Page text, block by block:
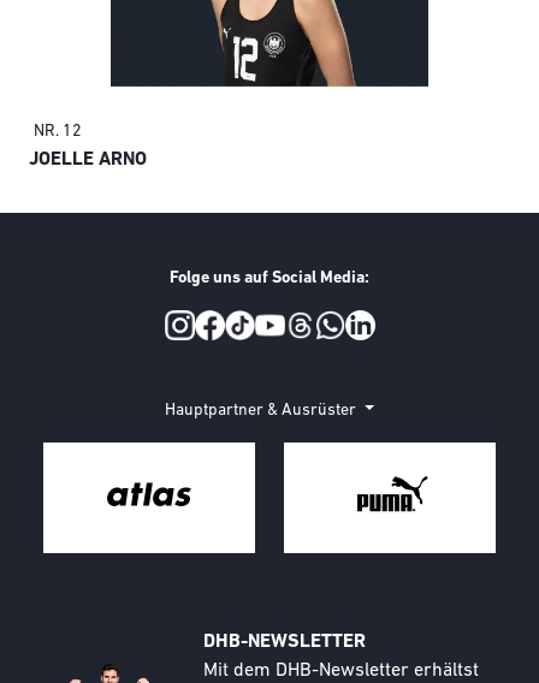
NR. 12
JOELLE ARNO
Folge uns auf Social Media:
Hauptpartner & Ausrüster
DHB-NEWSLETTER
Text
Mit dem DHB-Newsletter erhältst